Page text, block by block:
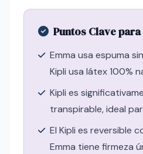
Puntos Clave
Emma usa espuma
Kipli usa látex 100%
Kipli es
transpirable, ideal
El Kipli es reversible
Emma tiene firmeza